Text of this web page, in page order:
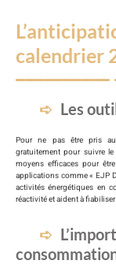
calendrier
Les
Pour ne pas être pris au
gratuitement pour suivre le
moyens efficaces pour
applications comme « EJP
activités énergétiques en
réactivité et aident à